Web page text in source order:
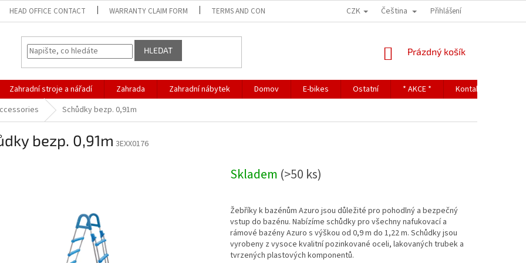
HEAD OFFICE CONTACT WARRANTY CLAIM FORM TERMS AND CONDITIONS TERMS OF PERSONAL DATA PROTECTION
CZK Čeština Přihlášení
HLEDAT
NÁKUPNÍ
Prázdný košík
Zahradní stroje a nářadí Zahrada Zahradní nábytek Domov E-bikes Ostatní * AKCE *
Kontakty
Schůdky bezp. 0,91m
bezp. 0,91m 3EXX0176
Skladem (>50 ks)
Žebříky k bazénům Azuro jsou důležité pro pohodlný a bezpečný
vstup do bazénu. Nabízíme schůdky pro všechny nafukovací a
rámové bazény Azuro s výškou od 0,9 m do 1,22 m. Schůdky jsou
vyrobeny z vysoce kvalitní pozinkované oceli, lakovaných trubek a
tvrzených plastových komponentů.